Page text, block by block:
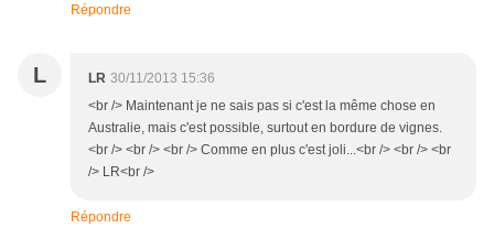
Répondre
L LR 30/11/2013 15:36
<br /> Maintenant je ne sais pas si c'est la même chose en
Australie, mais c'est possible, surtout en bordure de vignes.
<br /> <br /> <br /> Comme en plus c'est joli...<br /> <br /> <br
/> LR<br />
Répondre